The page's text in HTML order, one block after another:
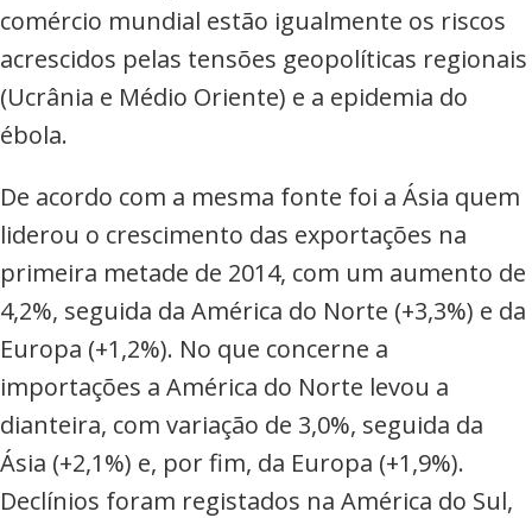
comércio mundial estão igualmente os riscos
acrescidos pelas tensões geopolíticas regionais
(Ucrânia e Médio Oriente) e a epidemia do
ébola.
De acordo com a mesma fonte foi a Ásia quem
liderou o crescimento das exportações na
primeira metade de 2014, com um aumento de
4,2%, seguida da América do Norte (+3,3%) e da
Europa (+1,2%). No que concerne a
importações a América do Norte levou a
dianteira, com variação de 3,0%, seguida da
Ásia (+2,1%) e, por fim, da Europa (+1,9%).
Declínios foram registados na América do Sul,